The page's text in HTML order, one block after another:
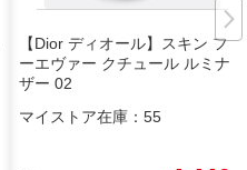
【Dior ディオール】スキン フォ
ーエヴァー クチュール ルミナイ
ザー 02
マイストア在庫： 55